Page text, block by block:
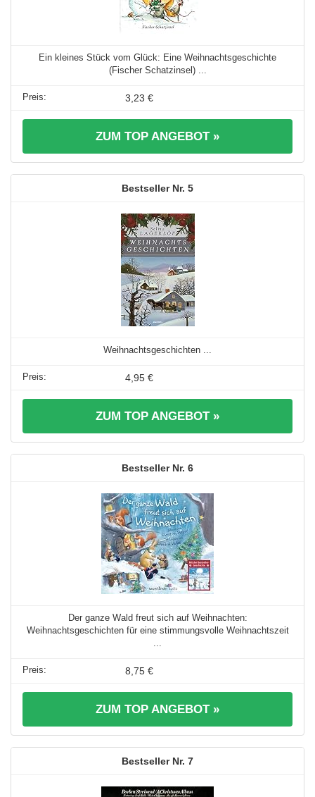
Ein kleines Stück vom Glück: Eine Weihnachtsgeschichte
(Fischer Schatzinsel) ...
3,23 €
ZUM TOP ANGEBOT »
5
Weihnachtsgeschichten ...
4,95 €
ZUM TOP ANGEBOT »
6
Der ganze Wald freut sich auf Weihnachten:
Weihnachtsgeschichten für eine stimmungsvolle Weihnachtszeit
8,75 €
ZUM TOP ANGEBOT »
7